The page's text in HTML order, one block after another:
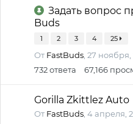
Задать вопрос
Buds
1 2 3 4 25
От FastBuds 27 ноября,
732ответа 67,166
Gorilla Zkittlez Auto
От FastBuds 4 апреля,